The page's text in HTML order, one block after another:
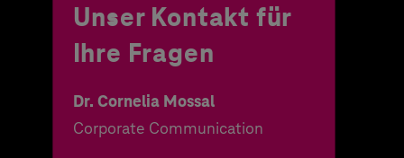
Unser Kontakt für
Ihre Fragen
Dr. Cornelia Mossal
Corporate Communication